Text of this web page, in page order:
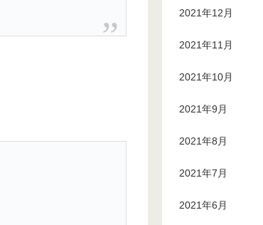
2021年12月
2021年11月
2021年10月
2021年9月
2021年8月
2021年7月
2021年6月